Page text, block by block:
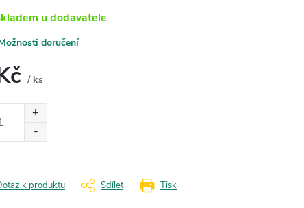
u dodavatele
doručení
/ ks
Tisk
k produktu Sdílet